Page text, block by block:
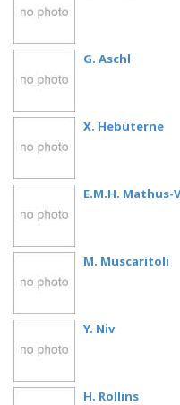
G. Aschl
X. Hebuterne
E.M.H. Mathus-
M. Muscaritoli
Y. Niv
H. Rollins